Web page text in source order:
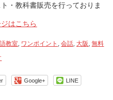
・教科書販売を行っておりま
はこちら
教室 ワンポイント ,会話 大阪 ,無料
Google+ LINE